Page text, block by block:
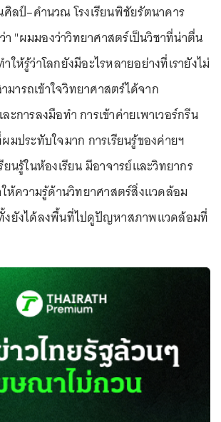
ลป์–คำนวณ โรงเรียนพิชัยรัตนาคาร
า "ผมมองว่าวิทยาศาสตร์เป็นวิชาที่น่าตื่น
ให้รู้ว่าโลกยังมีอะไรหลายอย่างที่เรายังไม่
มารถเข้าใจวิทยาศาสตร์ได้จาก
การลงมือทำ การเข้าค่ายเพาเวอร์กรีน
มประทับใจมาก การเรียนรู้ของค่ายฯ
นรู้ในห้องเรียน มีอาจารย์และวิทยากร
ห้ความรู้ด้านวิทยาศาสตร์สิ่งแวดล้อม
ยังได้ลงพื้นที่ไปดูปัญหาสภาพแวดล้อมที่